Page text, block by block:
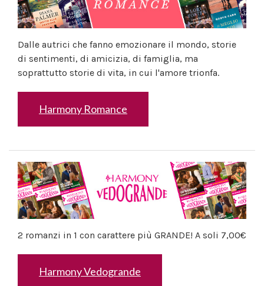
Dalle autrici che fanno emozionare il mondo, storie
di sentimenti, di amicizia, di famiglia, ma
soprattutto storie di vita, in cui l'amore trionfa.
Harmony Romance
2 romanzi in 1 con carattere più GRANDE! A soli 7,00€
Harmony Vedogrande